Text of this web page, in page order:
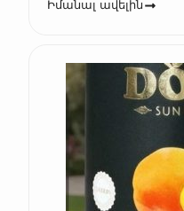
Իմանալ ավելին